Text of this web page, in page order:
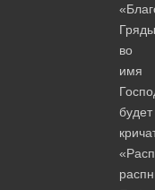
во
имя
будет